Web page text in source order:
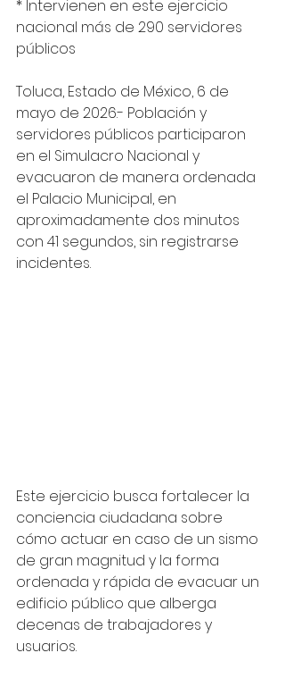
* Intervienen en este ejercicio
nacional más de 290 servidores
públicos
Toluca, Estado de México, 6 de
mayo de 2026.- Población y
servidores públicos participaron
en el Simulacro Nacional y
evacuaron de manera ordenada
el Palacio Municipal, en
aproximadamente dos minutos
con 41 segundos, sin registrarse
incidentes.
Este ejercicio busca fortalecer la
conciencia ciudadana sobre
cómo actuar en caso de un sismo
de gran magnitud y la forma
ordenada y rápida de evacuar un
edificio público que alberga
decenas de trabajadores y
usuarios.